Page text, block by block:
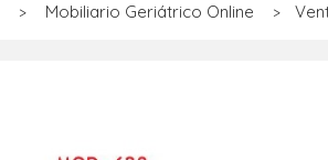
> Mobiliario Geriátrico Online >